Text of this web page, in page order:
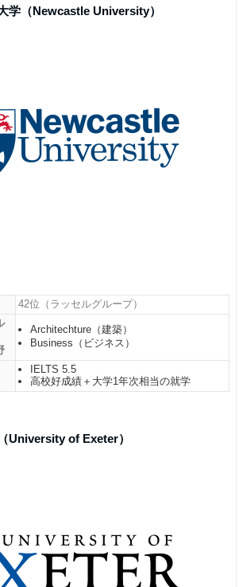
学（Newcastle University）
42位（ラッセルグループ）
Architechture（建築）
Business（ビジネス）
IELTS 5.5
高校好成績＋大学1年次相当の就学
University of Exeter）